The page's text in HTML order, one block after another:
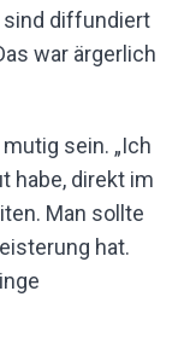
sind diffundiert
war ärgerlich
sein. „Ich
habe, direkt im
Man sollte
hat.